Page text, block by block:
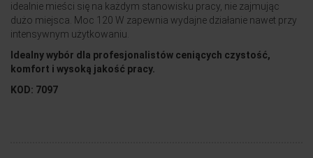
idealnie mieści się na każdym stanowisku pracy, nie zajmując
dużo miejsca. Moc 120 W zapewnia wydajne działanie nawet przy
intensywnym użytkowaniu.
Idealny wybór dla profesjonalistów ceniących czystość,
komfort i wysoką jakość pracy.
KOD: 7097